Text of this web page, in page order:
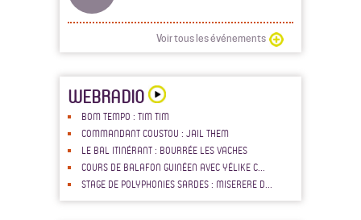
Voir tous les événements
WEBRADIO
BOM TEMPO : TIM TIM
COMMANDANT COUSTOU : JAIL THEM
LE BAL ITINÉRANT : BOURRÉE LES VACHES
COURS DE BALAFON GUINÉEN AVEC YÉLIKE C...
STAGE DE POLYPHONIES SARDES : MISERERE D...